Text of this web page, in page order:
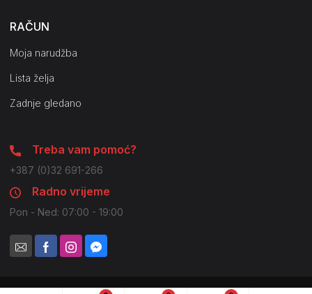
RAČUN
Moja narudžba
Lista želja
Zadnje gledano
Treba vam pomoć?
+387 (0)32 691-266
Radno vrijeme
Pon - Ned: 07:00 - 19:00